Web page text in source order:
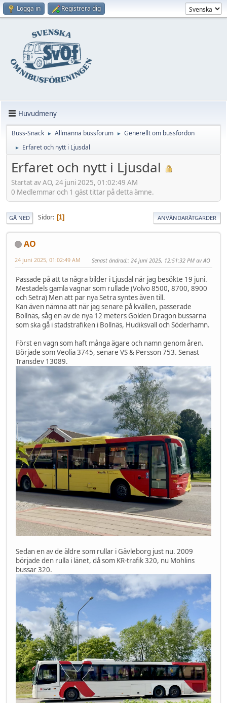
Logga in Registrera dig
Huvudmeny
Buss-Snack ► Allmänna bussforum ► Generellt om bussfordon
► Erfaret och nytt i Ljusdal
Erfaret och nytt i Ljusdal
Startat av AO, 24 juni 2025, 01:02:49 AM
0 Medlemmar och 1 gäst tittar på detta ämne.
GÅ NED Sidor 1 ANVÄNDARÅTGÄRDER
AO
24 juni 2025, 01:02:49 AM Senast ändrad:: 24 juni 2025, 12:51:32 PM av AO
Passade på att ta några bilder i Ljusdal när jag besökte 19 juni.
Mestadels gamla vagnar som rullade (Volvo 8500, 8700, 8900
och Setra) Men att par nya Setra syntes även till.
Kan även nämna att när jag senare på kvällen, passerade
Bollnäs, såg en av de nya 12 meters Golden Dragon bussarna
som ska gå i stadstrafiken i Bollnäs, Hudiksvall och Söderhamn.
Först en vagn som haft många ägare och namn genom åren.
Började som Veolia 3745, senare VS & Persson 753. Senast
Transdev 13089.
Sedan en av de äldre som rullar i Gävleborg just nu. 2009
började den rulla i länet, då som KR-trafik 320, nu Mohlins
bussar 320.